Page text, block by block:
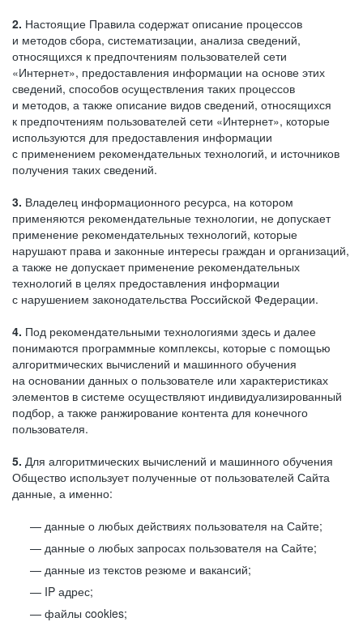
2. Настоящие Правила содержат описание процессов
и методов сбора, систематизации, анализа сведений,
относящихся к предпочтениям пользователей сети
«Интернет», предоставления информации на основе этих
сведений, способов осуществления таких процессов
и методов, а также описание видов сведений, относящихся
к предпочтениям пользователей сети «Интернет», которые
используются для предоставления информации
с применением рекомендательных технологий, и источников
получения таких сведений.
3. Владелец информационного ресурса, на котором
применяются рекомендательные технологии, не допускает
применение рекомендательных технологий, которые
нарушают права и законные интересы граждан и организаций,
а также не допускает применение рекомендательных
технологий в целях предоставления информации
с нарушением законодательства Российской Федерации.
4. Под рекомендательными технологиями здесь и далее
понимаются программные комплексы, которые с помощью
алгоритмических вычислений и машинного обучения
на основании данных о пользователе или характеристиках
элементов в системе осуществляют индивидуализированный
подбор, а также ранжирование контента для конечного
пользователя.
5. Для алгоритмических вычислений и машинного обучения
Общество использует полученные от пользователей Сайта
данные, а именно:
данные о любых действиях пользователя на Сайте;
данные о любых запросах пользователя на Сайте;
данные из текстов резюме и вакансий;
IP адрес;
файлы cookies;